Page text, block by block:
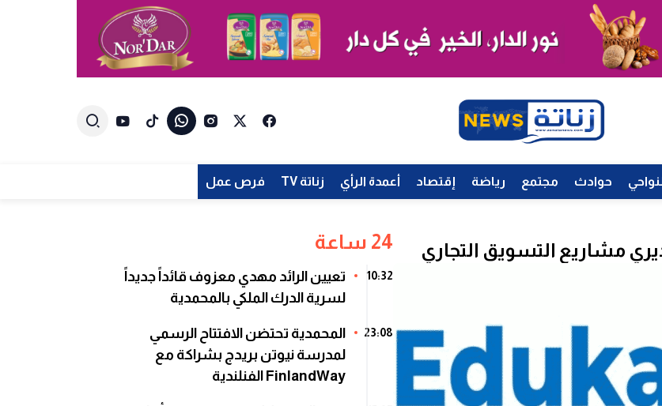
حوادث مجتمع رياضة إقتصاد أعمدة الرأي زناتة TV فرص عمل
24 ساعة
10:32
تعيين الرائد مهدي معزوف قائداً جديداً
لسرية الدرك الملكي بالمحمدية
23:08
المحمدية تحتضن الافتتاح الرسمي
لمدرسة نيوتن بريدج بشراكة مع
FinlandWay الفنلندية